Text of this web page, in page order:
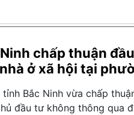
chấp thuận
ở xã hội tại
tỉnh Bắc Ninh vừa chấp
đầu tư không thông qua